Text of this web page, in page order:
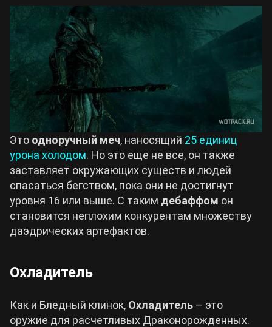
Это одноручный меч, наносящий 25 единиц
урона холодом. Но это еще не все, он также
заставляет окружающих существ и людей
спасаться бегством, пока они не достигнут
уровня 16 или выше. С таким дебаффом он
становится неплохим конкурентам множеству
даэдрических артефактов.
Охладитель
Как и Бледный клинок, Охладитель – это
оружие для расчетливых Драконорожденных.